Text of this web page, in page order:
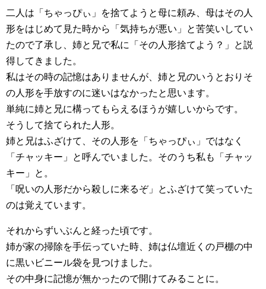
二人は「ちゃっぴぃ」を捨てようと母に頼み、母はその人
形をはじめて見た時から「気持ちが悪い」と苦笑いしてい
たので了承し、姉と兄で私に「その人形捨てよう？」と説
得してきました。
私はその時の記憶はありませんが、姉と兄のいうとおりそ
の人形を手放すのに迷いはなかったと思います。
単純に姉と兄に構ってもらえるほうが嬉しいからです。
そうして捨てられた人形。
姉と兄はふざけて、その人形を「ちゃっぴぃ」ではなく
「チャッキー」と呼んでいました。そのうち私も「チャッ
キー」と。
「呪いの人形だから殺しに来るぞ」とふざけて笑っていた
のは覚えています。
それからずいぶんと経った頃です。
姉が家の掃除を手伝っていた時、姉は仏壇近くの戸棚の中
に黒いビニール袋を見つけました。
その中身に記憶が無かったので開けてみることに。